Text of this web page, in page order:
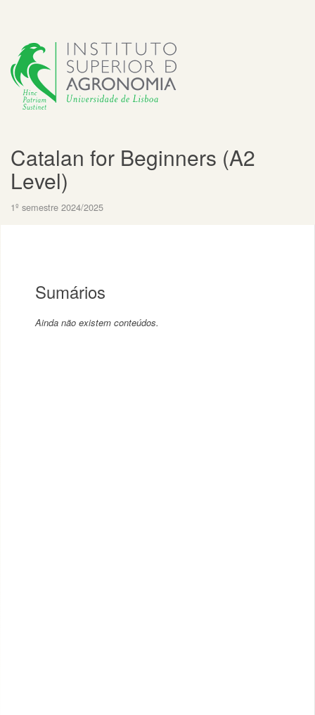
Catalan for Beginners (A2
Level)
1º semestre 2024/2025
Sumários
Ainda não existem conteúdos.